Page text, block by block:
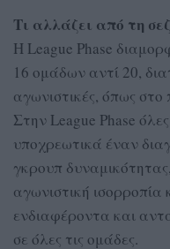
Τι αλλάζει από τη
Η League Phase
16 ομάδων αντί 20,
αγωνιστικές, όπως
Στην League Phase
υποχρεωτικά έναν
γκρουπ
αγωνιστική ισορροπία
ενδιαφέροντα και
σε όλες τις ομάδες.